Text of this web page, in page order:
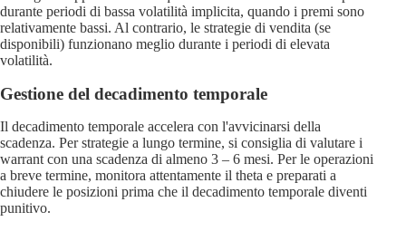
durante periodi di bassa volatilità implicita, quando i premi sono
relativamente bassi. Al contrario, le strategie di vendita (se
disponibili) funzionano meglio durante i periodi di elevata
volatilità.
Gestione del decadimento temporale
Il decadimento temporale accelera con l'avvicinarsi della
scadenza. Per strategie a lungo termine, si consiglia di valutare i
warrant con una scadenza di almeno 3 – 6 mesi. Per le operazioni
a breve termine, monitora attentamente il theta e preparati a
chiudere le posizioni prima che il decadimento temporale diventi
punitivo.